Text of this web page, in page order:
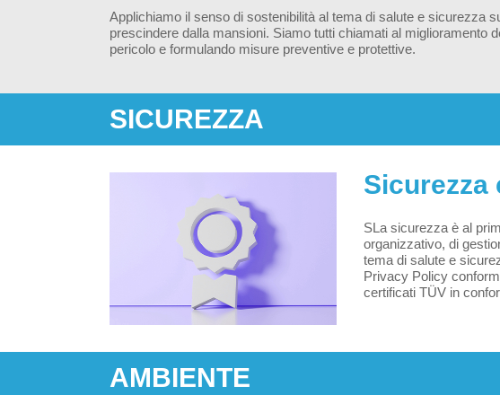
Applichiamo il senso di sostenibilità al tema di salute e sicurezza
prescindere dalla mansioni. Siamo tutti chiamati al miglioramento
pericolo e formulando misure preventive e protettive.
SICUREZZA
Sicurezza
SLa sicurezza è al
organizzativo, di
tema di salute e
Privacy Policy
certificati TÜV in
AMBIENTE